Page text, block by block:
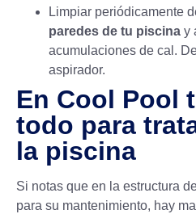
Limpiar periódicamente
paredes de tu piscina y
acumulaciones de cal.
aspirador.
En Cool Pool
todo para
la piscina
Si notas que en la estructura
para su mantenimiento, hay